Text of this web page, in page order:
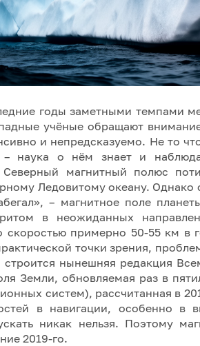
годы заметными темпами
учёные обращают
и непредсказуемо. Не то
наука о нём знает и
магнитный полюс
Ледовитому океану. Однако
– магнитное поле
в неожиданных
скоростью примерно 50-55 км в
точки зрения,
нынешняя редакция
Земли, обновляемая раз в
систем), рассчитанная в
в навигации, особенно в
никак нельзя. Поэтому
2019-го.